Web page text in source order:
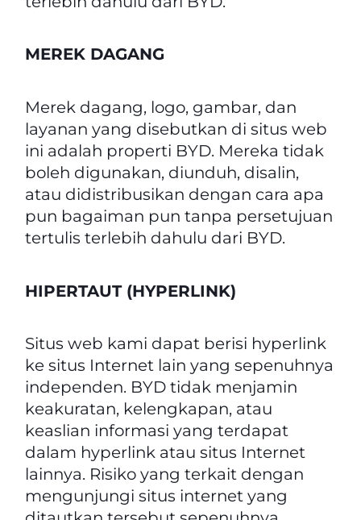
MEREK DAGANG
Merek dagang, logo, gambar, dan
layanan yang disebutkan di situs web
ini adalah properti BYD. Mereka tidak
boleh digunakan, diunduh, disalin,
atau didistribusikan dengan cara apa
pun bagaiman pun tanpa persetujuan
tertulis terlebih dahulu dari BYD.
HIPERTAUT (HYPERLINK)
Situs web kami dapat berisi hyperlink
ke situs Internet lain yang sepenuhnya
independen. BYD tidak menjamin
keakuratan, kelengkapan, atau
keaslian informasi yang terdapat
dalam hyperlink atau situs Internet
lainnya. Risiko yang terkait dengan
mengunjungi situs internet yang